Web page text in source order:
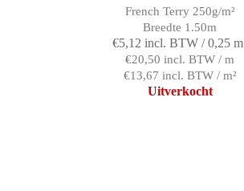
French Terry 250g/m²
Breedte 1.50m
€5,12 incl. BTW / 0,25 m
€20,50 incl. BTW / m
€13,67 incl. BTW / m²
Uitverkocht